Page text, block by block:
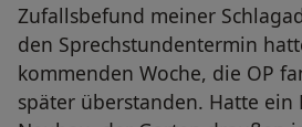
Zufallsbefund meiner
den Sprechstundentermin
kommenden Woche, die OP
später überstanden. Hatte ein